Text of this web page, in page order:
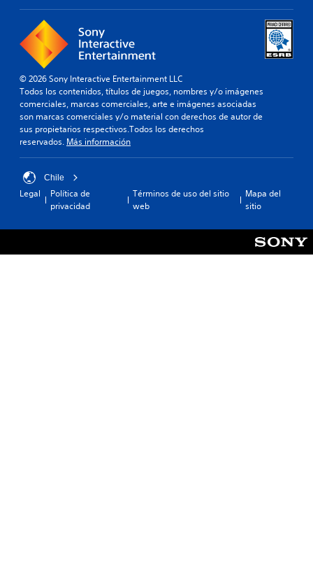
© 2026 Sony Interactive Entertainment LLC
Todos los contenidos, títulos de juegos, nombres y/o imágenes
comerciales, marcas comerciales, arte e imágenes asociadas
son marcas comerciales y/o material con derechos de autor de
sus propietarios respectivos.Todos los derechos
reservados. Más información
Chile
Legal
Política de
privacidad
Términos de uso del sitio
web
Mapa del
sitio